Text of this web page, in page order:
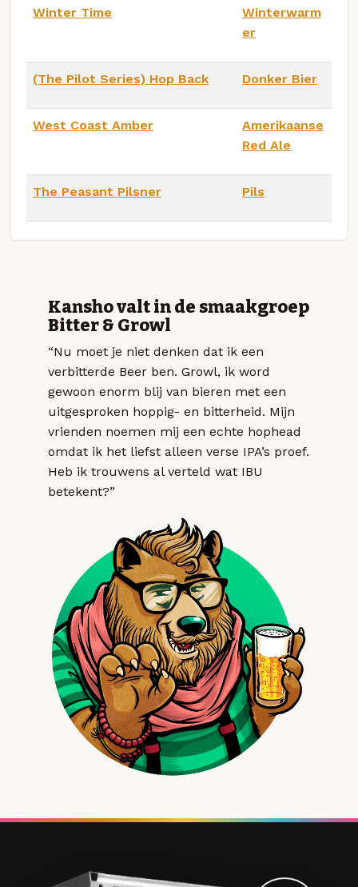
Winter Time
Winterwarm
er
(The Pilot Series) Hop Back Donker Bier
West Coast Amber
Amerikaanse
Red Ale
The Peasant Pilsner Pils
Kansho valt in de smaakgroep
Bitter & Growl
“Nu moet je niet denken dat ik een
verbitterde Beer ben. Growl, ik word
gewoon enorm blij van bieren met een
uitgesproken hoppig- en bitterheid. Mijn
vrienden noemen mij een echte hophead
omdat ik het liefst alleen verse IPA’s proef.
Heb ik trouwens al verteld wat IBU
betekent?”